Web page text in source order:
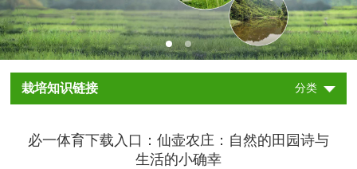
栽培知识链接 分类
必一体育下载入口：仙壶农庄：自然的田园诗与
生活的小确幸